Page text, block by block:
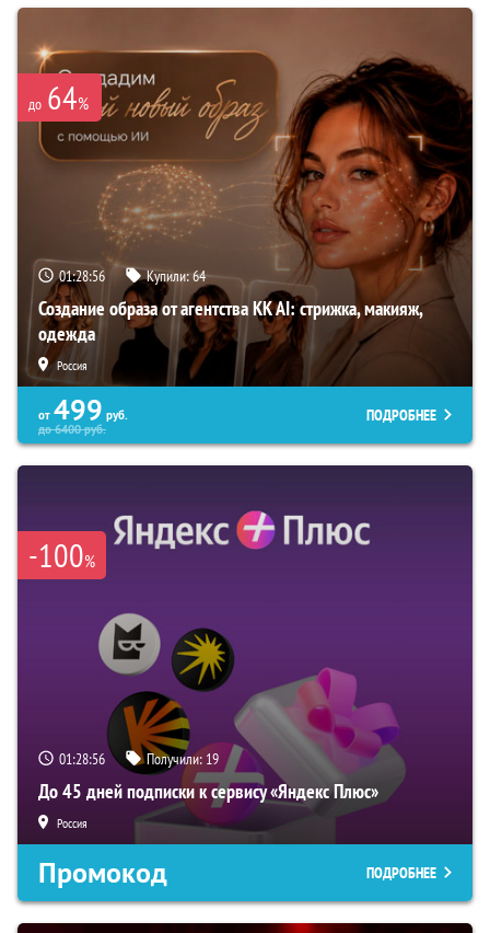
до 64%
01:28:55 Купили:64
Создание образа от агентства KK AI: стрижка, макияж,
одежда
Россия
от 499 руб.
до6400руб.
ПОДРОБНЕЕ
-100%
01:28:55 Получили: 19
До 45 дней подписки к сервису «Яндекс Плюс»
Россия
Промокод ПОДРОБНЕЕ